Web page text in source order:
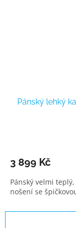
Pánský lehký
3 899 Kč
Pánský velmi
nošení se